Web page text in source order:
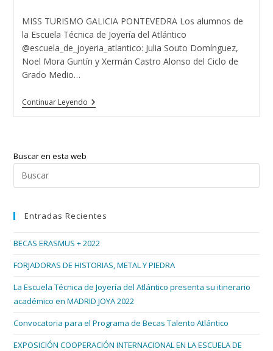
la
entrada:
MISS TURISMO GALICIA PONTEVEDRA Los alumnos de
la Escuela Técnica de Joyería del Atlántico
@escuela_de_joyeria_atlantico: Julia Souto Domínguez,
Noel Mora Guntín y Xermán Castro Alonso del Ciclo de
Grado Medio…
Continuar LeyendoMISS
TURISMO
Buscar en esta web
Entradas Recientes
BECAS ERASMUS + 2022
FORJADORAS DE HISTORIAS, METAL Y PIEDRA
La Escuela Técnica de Joyería del Atlántico presenta su itinerario
académico en MADRID JOYA 2022
Convocatoria para el Programa de Becas Talento Atlántico
EXPOSICIÓN COOPERACIÓN INTERNACIONAL EN LA ESCUELA DE